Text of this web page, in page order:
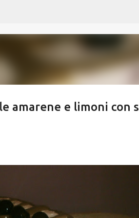
amarene e limoni con